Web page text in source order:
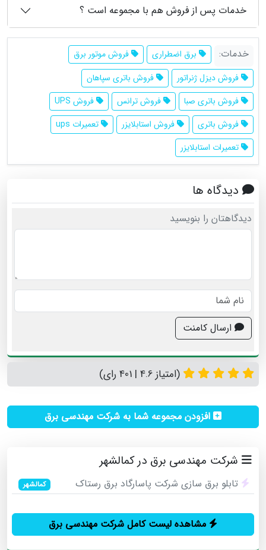
خدمات پس از فروش هم با مجموعه است ؟
خدمات: برق اضطراری
فروش موتور برق
فروش دیزل ژنراتور
فروش باتری سپاهان
فروش باتری صبا
فروش ترانس
فروش UPS
فروش باتری
فروش استابلایزر
تعمیرات ups
تعمیرات استابلایزر
دیدگاه ها
دیدگاهتان را بنویسید
ارسال کامنت
(امتیاز 4.6 | 401 رای)
افزودن مجموعه شما به شرکت مهندسی برق
شرکت مهندسی برق در کمالشهر
تابلو برق سازی شرکت پاسارگاد برق رستاک کمالشهر
مشاهده لیست کامل شرکت مهندسی برق